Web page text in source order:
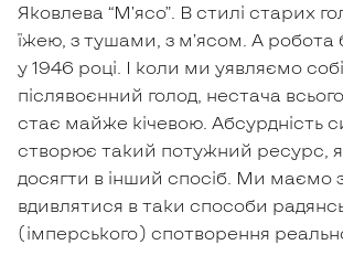
Яковлева “М’ясо”. В стилі старих
їжею, з тушами, з мʼясом. А робота
у 1946 році. І коли ми уявляємо
післявоєнний голод, нестача
стає майже кічевою. Абсурдність
створює такий потужний ресурс,
досягти в інший спосіб. Ми маємо
вдивлятися в таки способи
(імперського) спотворення